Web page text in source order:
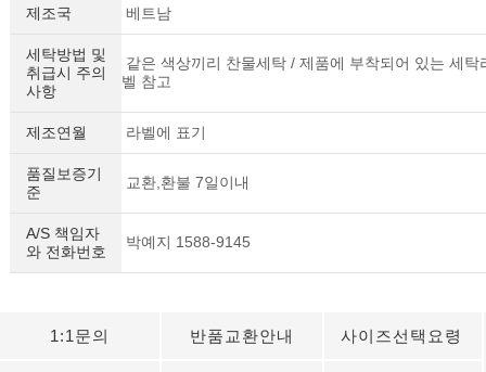
제조국 베트남
세탁방법 및
취급시 주의
사항
같은 색상끼리 찬물세탁 / 제품에 부착되어 있는 세탁
벨 참고
제조연월 라벨에 표기
품질보증기
준
교환,환불 7일이내
A/S 책임자
와 전화번호
박예지 1588-9145
1:1문의 반품교환안내 사이즈선택요령